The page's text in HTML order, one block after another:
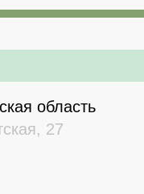
область
27